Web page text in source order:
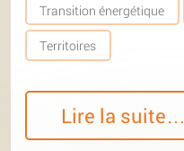
Transition énergétique
Territoires
Lire la suite…